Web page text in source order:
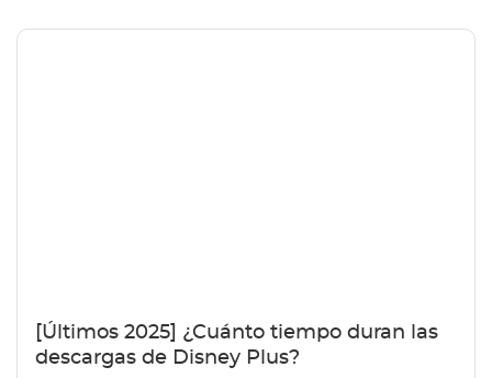
[Últimos 2025] ¿Cuánto tiempo duran las
descargas de Disney Plus?